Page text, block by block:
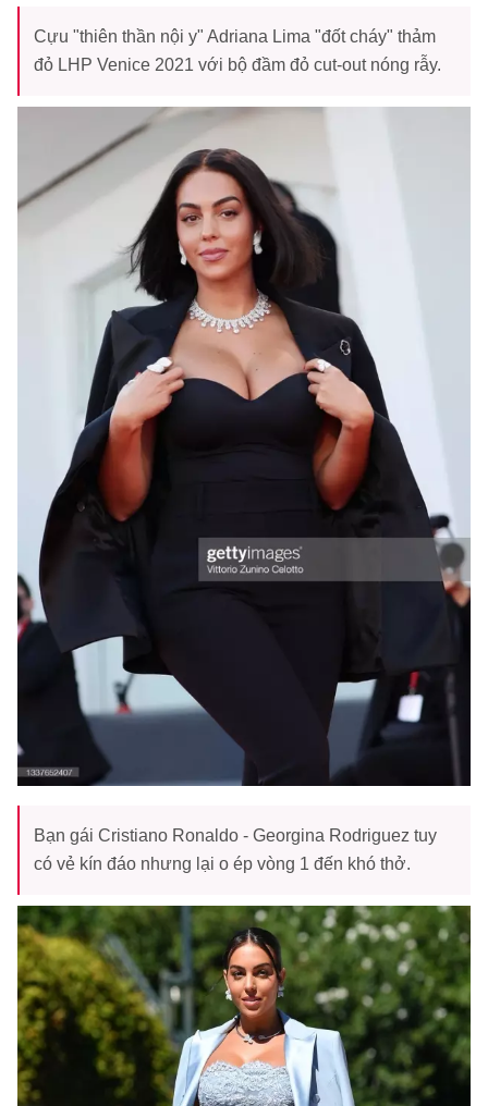
Cựu "thiên thần nội y" Adriana Lima "đốt cháy" thảm
đỏ LHP Venice 2021 với bộ đầm đỏ cut-out nóng rẫy.
Bạn gái Cristiano Ronaldo - Georgina Rodriguez tuy
có vẻ kín đáo nhưng lại o ép vòng 1 đến khó thở.